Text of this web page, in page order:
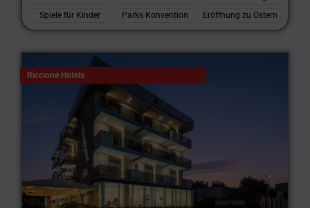
Spiele für Kinder
Parks Konvention Eröffnung zu Ostern
Riccione Hotels